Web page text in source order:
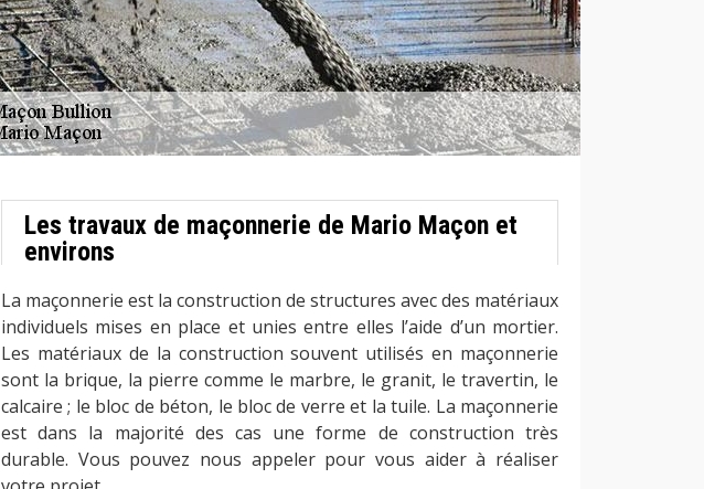
Les travaux de maçonnerie de Mario Maçon et
environs
La maçonnerie est la construction de structures avec des matériaux
individuels mises en place et unies entre elles l’aide d’un mortier.
Les matériaux de la construction souvent utilisés en maçonnerie
sont la brique, la pierre comme le marbre, le granit, le travertin, le
calcaire ; le bloc de béton, le bloc de verre et la tuile. La maçonnerie
est dans la majorité des cas une forme de construction très
durable. Vous pouvez nous appeler pour vous aider à réaliser